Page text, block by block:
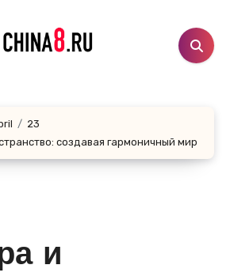
23
создавая гармоничный мир
и